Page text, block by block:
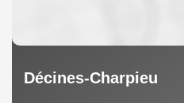
Décines-Charpieu